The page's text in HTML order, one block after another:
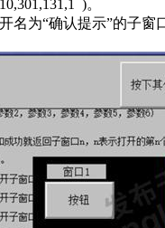
)。
名为“确认提示”的子